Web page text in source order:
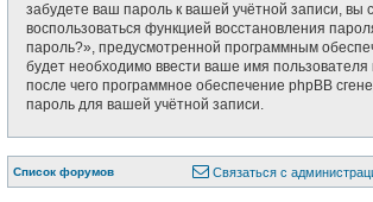
забудете ваш пароль к вашей учётной записи, вы
воспользоваться функцией восстановления
пароль?», предусмотренной программным
будет необходимо ввести ваше имя
после чего программное обеспечение phpBB
пароль для вашей учётной записи.
Список форумов Связаться с